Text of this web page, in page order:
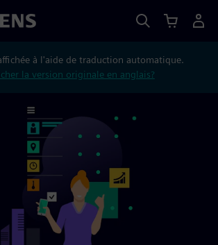
à l'aide de traduction automatique.
la version originale en anglais?